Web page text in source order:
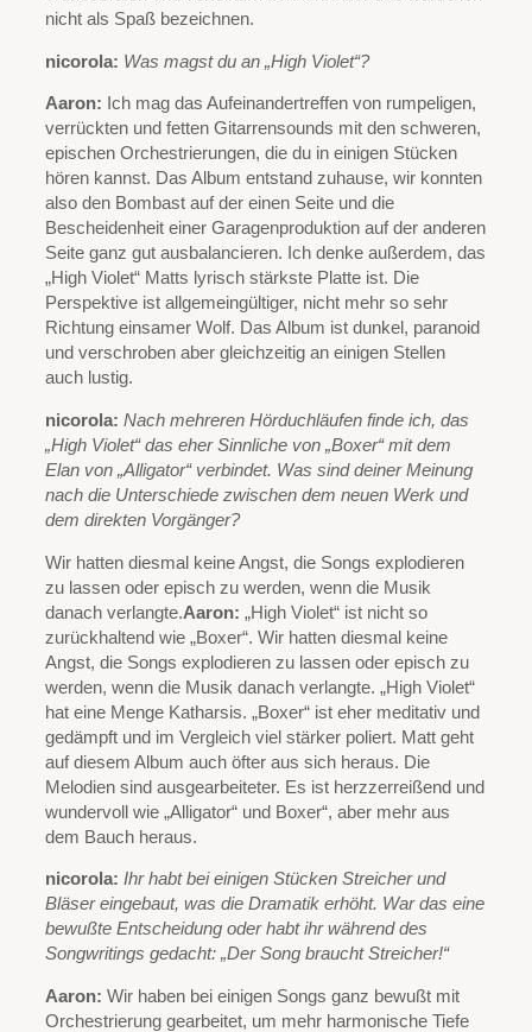
nicht als Spaß bezeichnen.
nicorola: Was magst du an „High Violet“?
Aaron: Ich mag das Aufeinandertreffen von rumpeligen,
verrückten und fetten Gitarrensounds mit den schweren,
epischen Orchestrierungen, die du in einigen Stücken
hören kannst. Das Album entstand zuhause, wir konnten
also den Bombast auf der einen Seite und die
Bescheidenheit einer Garagenproduktion auf der anderen
Seite ganz gut ausbalancieren. Ich denke außerdem, das
„High Violet“ Matts lyrisch stärkste Platte ist. Die
Perspektive ist allgemeingültiger, nicht mehr so sehr
Richtung einsamer Wolf. Das Album ist dunkel, paranoid
und verschroben aber gleichzeitig an einigen Stellen
auch lustig.
nicorola: Nach mehreren Hörduchläufen finde ich, das
„High Violet“ das eher Sinnliche von „Boxer“ mit dem
Elan von „Alligator“ verbindet. Was sind deiner Meinung
nach die Unterschiede zwischen dem neuen Werk und
dem direkten Vorgänger?
Wir hatten diesmal keine Angst, die Songs explodieren
zu lassen oder episch zu werden, wenn die Musik
danach verlangte.Aaron: „High Violet“ ist nicht so
zurückhaltend wie „Boxer“. Wir hatten diesmal keine
Angst, die Songs explodieren zu lassen oder episch zu
werden, wenn die Musik danach verlangte. „High Violet“
hat eine Menge Katharsis. „Boxer“ ist eher meditativ und
gedämpft und im Vergleich viel stärker poliert. Matt geht
auf diesem Album auch öfter aus sich heraus. Die
Melodien sind ausgearbeiteter. Es ist herzzerreißend und
wundervoll wie „Alligator“ und Boxer“, aber mehr aus
dem Bauch heraus.
nicorola: Ihr habt bei einigen Stücken Streicher und
Bläser eingebaut, was die Dramatik erhöht. War das eine
bewußte Entscheidung oder habt ihr während des
Songwritings gedacht: „Der Song braucht Streicher!“
Aaron: Wir haben bei einigen Songs ganz bewußt mit
Orchestrierung gearbeitet, um mehr harmonische Tiefe